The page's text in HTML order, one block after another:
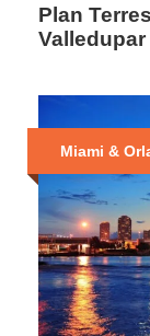
Plan
Valledupar
Miami &